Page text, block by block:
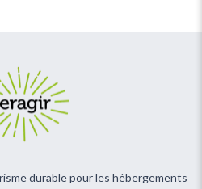
durable pour les hébergements